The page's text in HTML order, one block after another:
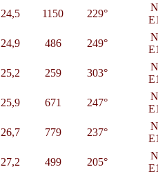
24,5 1150 229°
24,9 486 249°
25,2 259 303°
25,9 671 247°
26,7 779 237°
27,2 499 205°